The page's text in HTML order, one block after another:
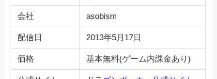
会社 asobism
配信日 2013年5月17日
価格 基本無料(ゲーム内課金あり)